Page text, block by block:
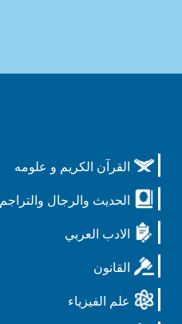
القرآن الكريم و علومه
الحديث والرجال والتراجم
الادب العربي
القانون
علم الفيزياء